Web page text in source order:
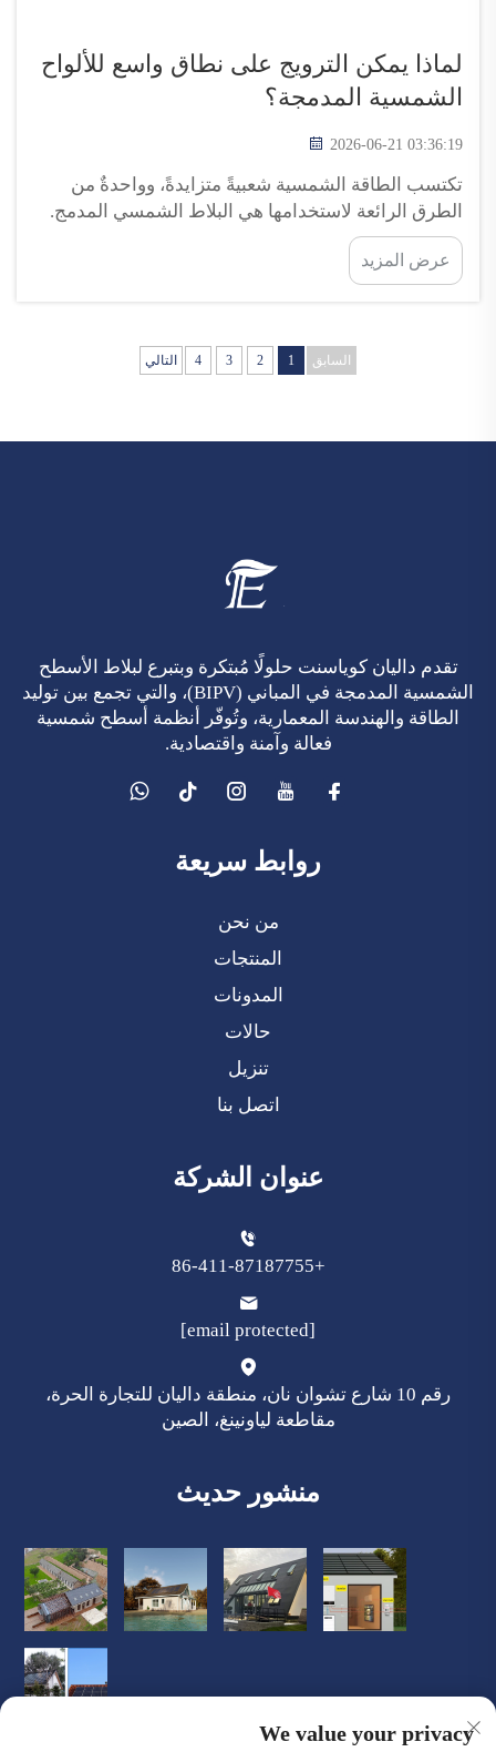
لماذا يمكن الترويج على نطاق واسع للألواح
الشمسية المدمجة؟
2026-06-21 03:36:19
تكتسب الطاقة الشمسية شعبيةً متزايدةً، وواحدةٌ من
الطرق الرائعة لاستخدامها هي البلاط الشمسي المدمج.
وتبدو هذه الألواح مشابهةً تمامًا للألواح التقليدية
المستخدمة في التغطية السقفية، لكنها تتميز بأنها تلتقط
أشعة الشمس وتحولها إلى كهرباء. وهي خيارٌ ممتازٌ
عرض المزيد
السابق 1
2
3
4 التالي
تقدم داليان كوياسنت حلولًا مُبتكرة وبتبرع لبلاط الأسطح
الشمسية المدمجة في المباني (BIPV)، والتي تجمع بين توليد
الطاقة والهندسة المعمارية، وتُوفّر أنظمة أسطح شمسية
فعالة وآمنة واقتصادية.
روابط سريعة
من نحن
المنتجات
المدونات
حالات
تنزيل
اتصل بنا
عنوان الشركة
+86-411-87187755
[email protected]
رقم 10 شارع تشوان نان، منطقة داليان للتجارة الحرة،
مقاطعة لياونينغ، الصين
منشور حديث
We value your privacy